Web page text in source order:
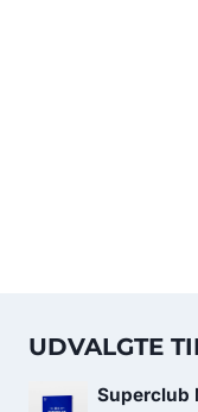
UDVALGTE
Superclub